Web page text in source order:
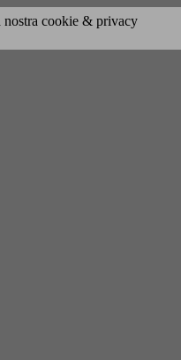
nostra cookie & privacy